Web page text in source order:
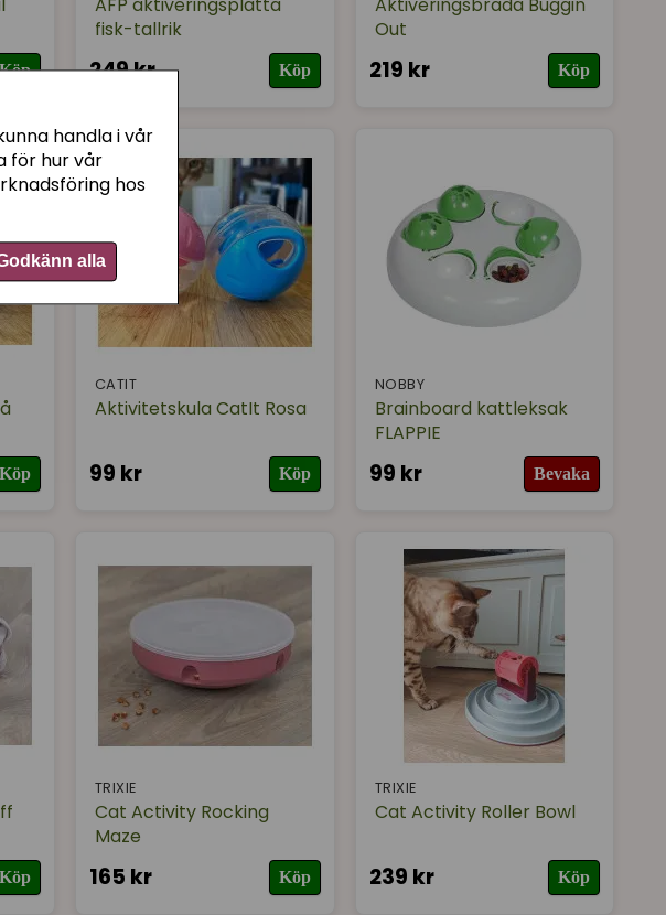
handla i vår
för hur vår
hos
alla
AFP aktiveringsplatta
fisk-tallrik
249 kr Köp
Aktiveringsbräda Buggin'
Out
219 kr Köp
Köp
CATIT
Aktivitetskula CatIt Rosa
99 kr Köp
NOBBY
Brainboard kattleksak
FLAPPIE
99 kr Bevaka
Köp
TRIXIE
Cat Activity Rocking
Maze
165 kr Köp
TRIXIE
Cat Activity Roller Bowl
239 kr Köp